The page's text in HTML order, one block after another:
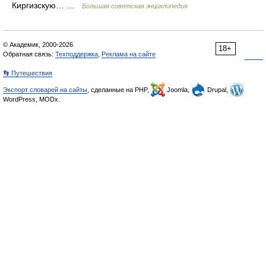
Киргизскую… …
Большая советская энциклопедия
18+
© Академик, 2000-2026
Обратная связь: Техподдержка Реклама на сайте
👣 Путешествия
Экспорт словарей на сайты , сделанные на PHP, Joomla,
Drupal,
WordPress, MODx.